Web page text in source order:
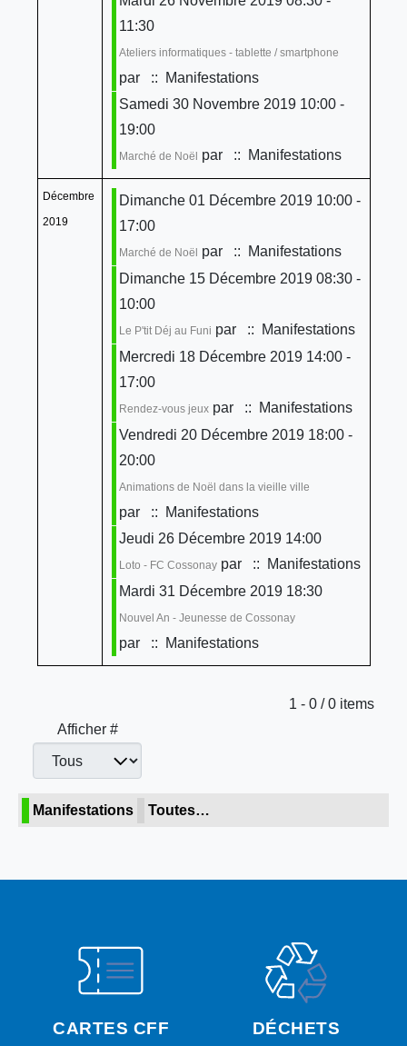
CARTES CFF DÉCHETS
11:30
Ateliers informatiques - tablette / smartphone
par
:: Manifestations
Samedi 30 Novembre 2019 10:00 -
19:00
Marché de Noël par :: Manifestations
Décembre
2019
Dimanche 01 Décembre 2019 10:00 -
17:00
Marché de Noël par
:: Manifestations
Dimanche 15 Décembre 2019 08:30 -
10:00
Le P'tit Déj au Funi par
:: Manifestations
Mercredi 18 Décembre 2019 14:00 -
17:00
Rendez-vous jeuxpar
:: Manifestations
Vendredi 20 Décembre 2019 18:00 -
20:00
Animations de Noël dans la vieille ville
par
:: Manifestations
Jeudi 26 Décembre 2019 14:00
Loto - FC Cossonaypar
:: Manifestations
Mardi 31 Décembre 2019 18:30
Nouvel An - Jeunesse de Cossonay
par :: Manifestations
Limite de la pagination
1 - 0 / 0 items
Afficher #
Manifestations Toutes…